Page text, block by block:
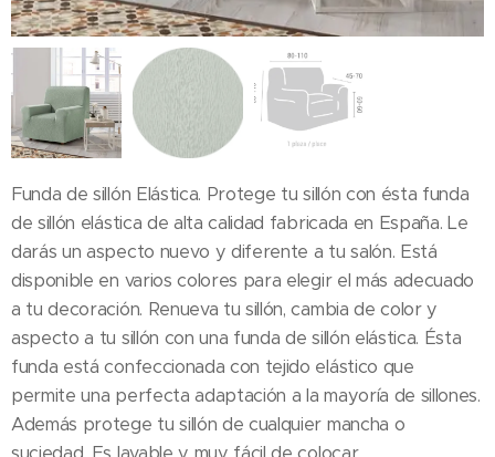
Funda de sillón Elástica. Protege tu sillón con ésta funda
de sillón elástica de alta calidad fabricada en España. Le
darás un aspecto nuevo y diferente a tu salón. Está
disponible en varios colores para elegir el más adecuado
a tu decoración. Renueva tu sillón, cambia de color y
aspecto a tu sillón con una funda de sillón elástica. Ésta
funda está confeccionada con tejido elástico que
permite una perfecta adaptación a la mayoría de sillones.
Además protege tu sillón de cualquier mancha o